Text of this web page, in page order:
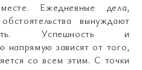
Ежедневные дела,
вынуждают
Успешность и
напрямую зависят от того,
со всем этим. С точки